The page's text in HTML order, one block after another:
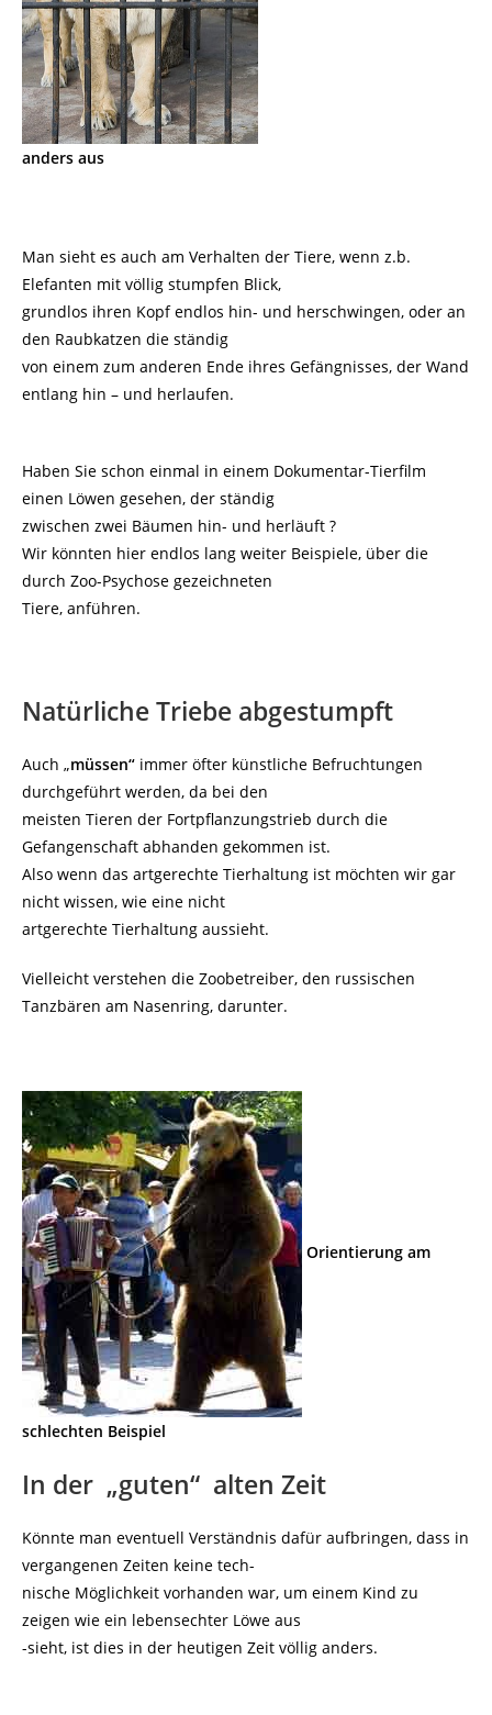
anders aus
Man sieht es auch am Verhalten der Tiere, wenn z.b.
Elefanten mit völlig stumpfen Blick,
grundlos ihren Kopf endlos hin- und herschwingen, oder an
den Raubkatzen die ständig
von einem zum anderen Ende ihres Gefängnisses, der Wand
entlang hin – und herlaufen.
Haben Sie schon einmal in einem Dokumentar-Tierfilm
einen Löwen gesehen, der ständig
zwischen zwei Bäumen hin- und herläuft ?
Wir könnten hier endlos lang weiter Beispiele, über die
durch Zoo-Psychose gezeichneten
Tiere, anführen.
Natürliche Triebe abgestumpft
Auch „müssen“ immer öfter künstliche Befruchtungen
durchgeführt werden, da bei den
meisten Tieren der Fortpflanzungstrieb durch die
Gefangenschaft abhanden gekommen ist.
Also wenn das artgerechte Tierhaltung ist möchten wir gar
nicht wissen, wie eine nicht
artgerechte Tierhaltung aussieht.
Vielleicht verstehen die Zoobetreiber, den russischen
Tanzbären am Nasenring, darunter.
Orientierung am
schlechten Beispiel
In der „guten“ alten Zeit
Könnte man eventuell Verständnis dafür aufbringen, dass in
vergangenen Zeiten keine tech-
nische Möglichkeit vorhanden war, um einem Kind zu
zeigen wie ein lebensechter Löwe aus
-sieht, ist dies in der heutigen Zeit völlig anders.